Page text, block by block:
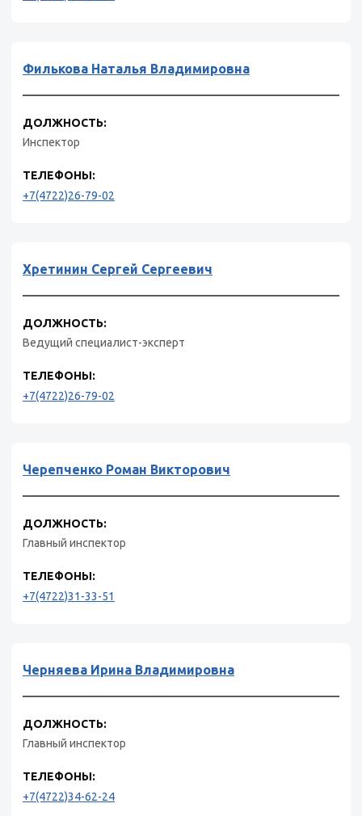
Филькова Наталья Владимировна
ДОЛЖНОСТЬ:
Инспектор
ТЕЛЕФОНЫ:
+7(4722)26-79-02
Хретинин Сергей Сергеевич
ДОЛЖНОСТЬ:
Ведущий специалист-эксперт
ТЕЛЕФОНЫ:
+7(4722)26-79-02
Черепченко Роман Викторович
ДОЛЖНОСТЬ:
Главный инспектор
ТЕЛЕФОНЫ:
+7(4722)31-33-51
Черняева Ирина Владимировна
ДОЛЖНОСТЬ:
Главный инспектор
ТЕЛЕФОНЫ:
+7(4722)34-62-24